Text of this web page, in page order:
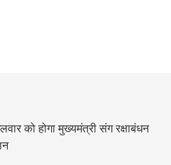
को होगा मुख्यमंत्री संग रक्षाबंधन